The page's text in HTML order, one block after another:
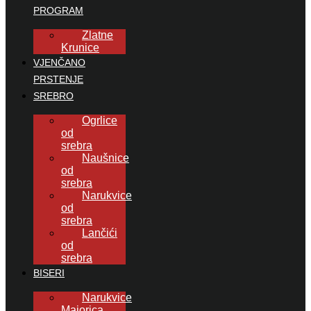
PROGRAM
Zlatne
Krunice
VJENČANO
PRSTENJE
SREBRO
Ogrlice
od
srebra
Naušnice
od
srebra
Narukvice
od
srebra
Lančići
od
srebra
BISERI
Narukvice